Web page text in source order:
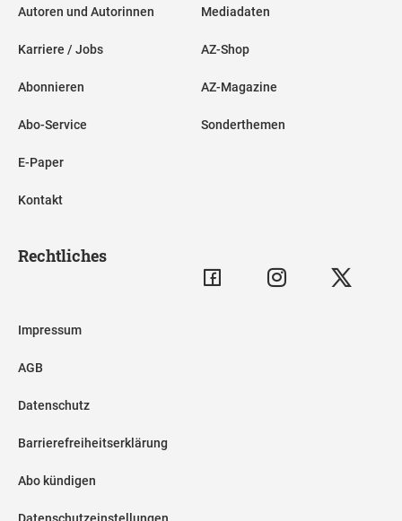
Autoren und Autorinnen
Karriere / Jobs
Abonnieren
Abo-Service
E-Paper
Kontakt
Mediadaten
AZ-Shop
AZ-Magazine
Sonderthemen
Rechtliches
Impressum
AGB
Datenschutz
Barrierefreiheitserklärung
Abo kündigen